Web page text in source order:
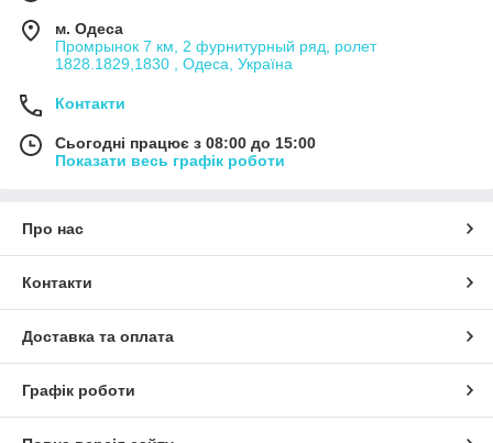
м. Одеса
Промрынок 7 км, 2 фурнитурный ряд, ролет
1828.1829,1830 , Одеса, Україна
Контакти
Сьогодні працює з 08:00 до 15:00
Показати весь графік роботи
Про нас
Контакти
Доставка та оплата
Графік роботи